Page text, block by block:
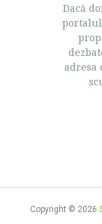
Dacă
portalul
adresa
Copyright © 2026